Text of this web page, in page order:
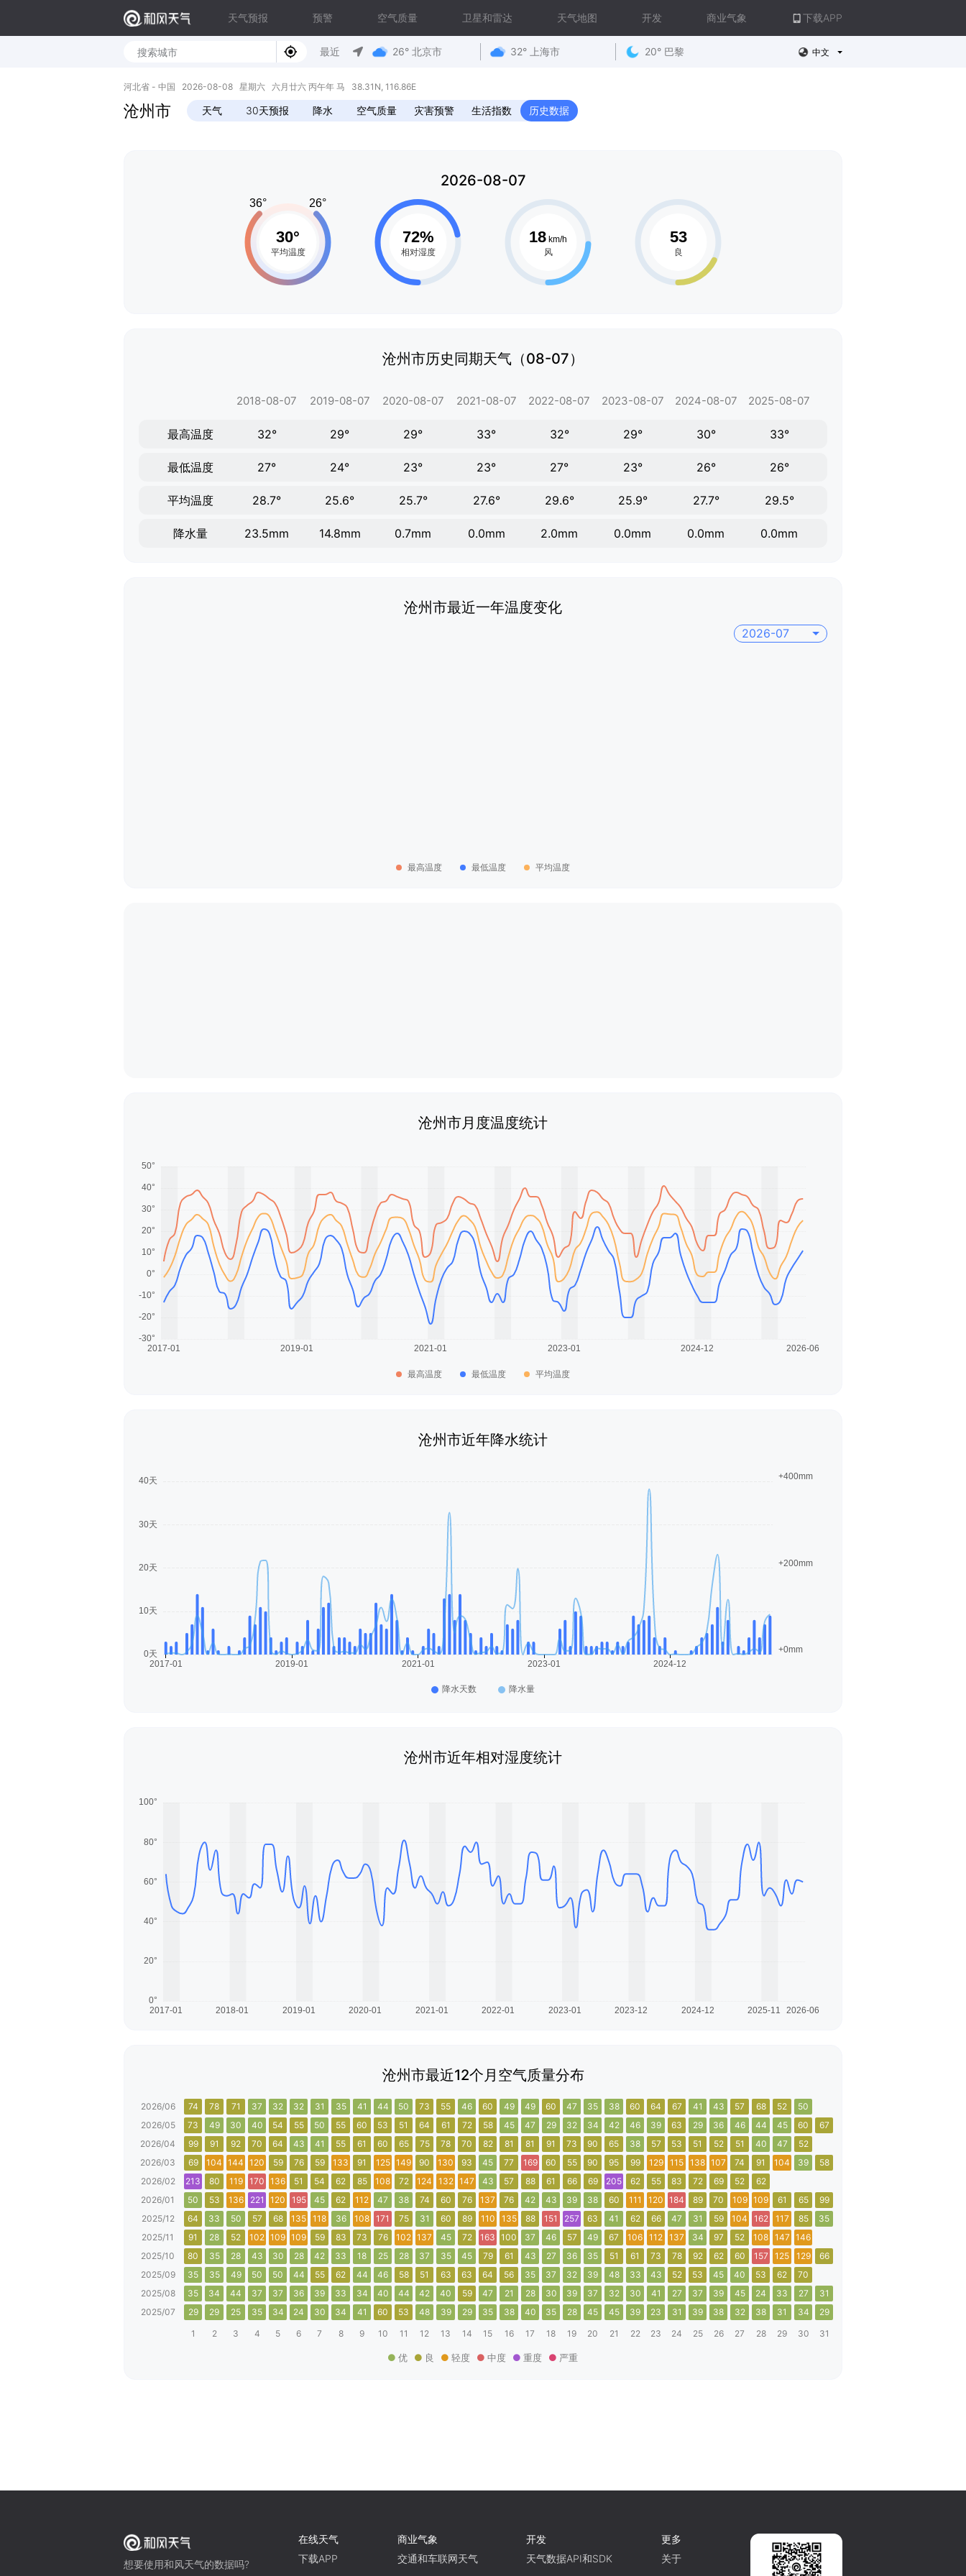
天气预报 预警 空气质量 卫星和雷达 天气地图 开发 商业气象 下载APP
最近 26° 北京市 32° 上海市 20° 巴黎 中文
河北省 - 中国 2026-08-08 星期六 六月廿六 丙午年 马 38.31N, 116.86E
沧州市 天气 30天预报 降水 空气质量 灾害预警 生活指数 历史数据
2026-08-07
沧州市历史同期天气（08-07）
2018-08-07 2019-08-07 2020-08-07 2021-08-07 2022-08-07 2023-08-07 2024-08-07 2025-08-07
最高温度 32° 29° 29° 33° 32° 29° 30° 33°
最低温度 27° 24° 23° 23° 27° 23° 26° 26°
平均温度 28.7° 25.6° 25.7° 27.6° 29.6° 25.9° 27.7° 29.5°
降水量 23.5mm 14.8mm 0.7mm 0.0mm 2.0mm 0.0mm 0.0mm 0.0mm
沧州市最近一年温度变化
2026-07
最高温度 最低温度 平均温度
沧州市月度温度统计
最高温度 最低温度 平均温度
沧州市近年降水统计
沧州市近年相对湿度统计
沧州市最近12个月空气质量分布
2026/06 74 78 71 37 32 32 31 35 41 44 50 73 55 46 60 49 49 60 47 35 38 60 64 67 41 43 57 68 52
50
2026/05
73 49 30 40 54 55 50 55 60 53 51 64 61 72 58 45 47 29 32 34 42 46 39 63 29 36 46 44 45 60
67
2026/04
99 91 92 70 64 43 41 55 61 60 65 75 78 70 82 81 81 91 73 90 65 38 57 53 51 52 51 40 47
52
2026/03
69 104 144 120 59 76 59 133 91 125 149 90 130 93 45 77 169 60 55 90 95 99 129 115 138 107 74 91 104 39
58
2026/02
213 80 119 170 136 51 54 62 85 108 72 124 132 147 43 57 88 61 66 69 205 62 55 83 72 69 52
62
2026/01
50 53 136 221 120 195 45 62 112 47 38 74 60 76 137 76 42 43 39 38 60 111 120 184 89 70 109 109 61 65
99
2025/12
64 33 50 57 68 135 118 36 108 171 75 31 60 89 110 135 88 151 257 63 41 62 66 47 31 59 104 162 117 85
35
2025/11
91 28 52 102 109 109 59 83 73 76 102 137 45 72 163 100 37 46 57 49 67 106 112 137 34 97 52 108 147 146
2025/10
80 35 28 43 30 28 42 33 18 25 28 37 35 45 79 61 43 27 36 35 51 61 73 78 92 62 60 157 125 129
66
2025/09
35 35 49 50 50 44 55 62 44 46 58 51 63 63 64 56 35 37 32 39 48 33 43 52 53 45 40 53 62
70
2025/08
35 34 44 37 37 36 39 33 34 40 44 42 40 59 47 21 28 30 39 37 32 30 41 27 37 39 45 24 33 27
31
2025/07
29 29 25 35 34 24 30 34 41 60 53 48 39 29 35 38 40 35 28 45 45 39 23 31 39 38 32 38 31 34
29
1
2 3 4 5 6 7 8 9 10 11 12 13 14 15 16 17 18 19 20 21 22 23 24 25 26 27 28 29 30 31
优 良 轻度 中度 重度 严重
想要使用和风天气的数据吗?
在线天气
下载APP
商业气象
交通和车联网天气
开发
天气数据API和SDK
更多
关于